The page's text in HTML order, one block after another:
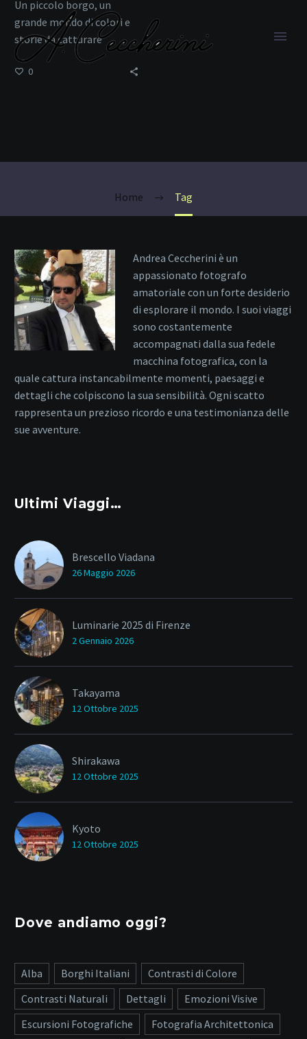
Home Tag
Un piccolo borgo, un
grande mondo di colori e
storie da catturare
0
Andrea Ceccherini è un
appassionato fotografo
amatoriale con un forte desiderio
di esplorare il mondo. I suoi viaggi
sono costantemente
accompagnati dalla sua fedele
macchina fotografica, con la
quale cattura instancabilmente momenti, paesaggi e
dettagli che colpiscono la sua sensibilità. Ogni scatto
rappresenta un prezioso ricordo e una testimonianza delle
sue avventure.
Ultimi Viaggi…
Brescello Viadana
26 Maggio 2026
Luminarie 2025 di Firenze
2 Gennaio 2026
Takayama
12 Ottobre 2025
Shirakawa
12 Ottobre 2025
Kyoto
12 Ottobre 2025
Dove andiamo oggi?
Alba Borghi Italiani
Contrasti di Colore
Contrasti Naturali
Dettagli
Emozioni Visive
Escursioni Fotografiche
Fotografia Architettonica